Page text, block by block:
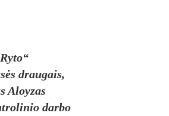
draugais,
Aloyzas
darbo